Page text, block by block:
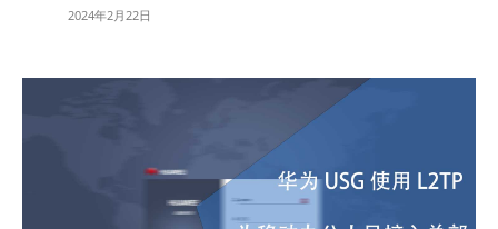
2024年2月22日